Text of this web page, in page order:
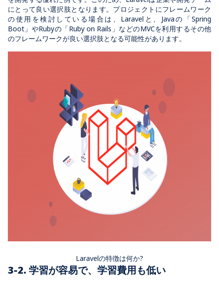
にとって良い選択肢となります。プロジェクトにフレームワーク
の使用を検討している場合は、Laravelと、Javaの「Spring
Boot」やRubyの「Ruby on Rails」などのMVCを利用するその他
のフレームワークが良い選択肢となる可能性があります。
Laravelの特徴は何か?
3-2. 学習が容易で、学習費用も低い